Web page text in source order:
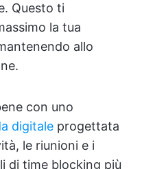
Questo ti
la tua
allo
con uno
digitale progettata
le riunioni e i
di time blocking più